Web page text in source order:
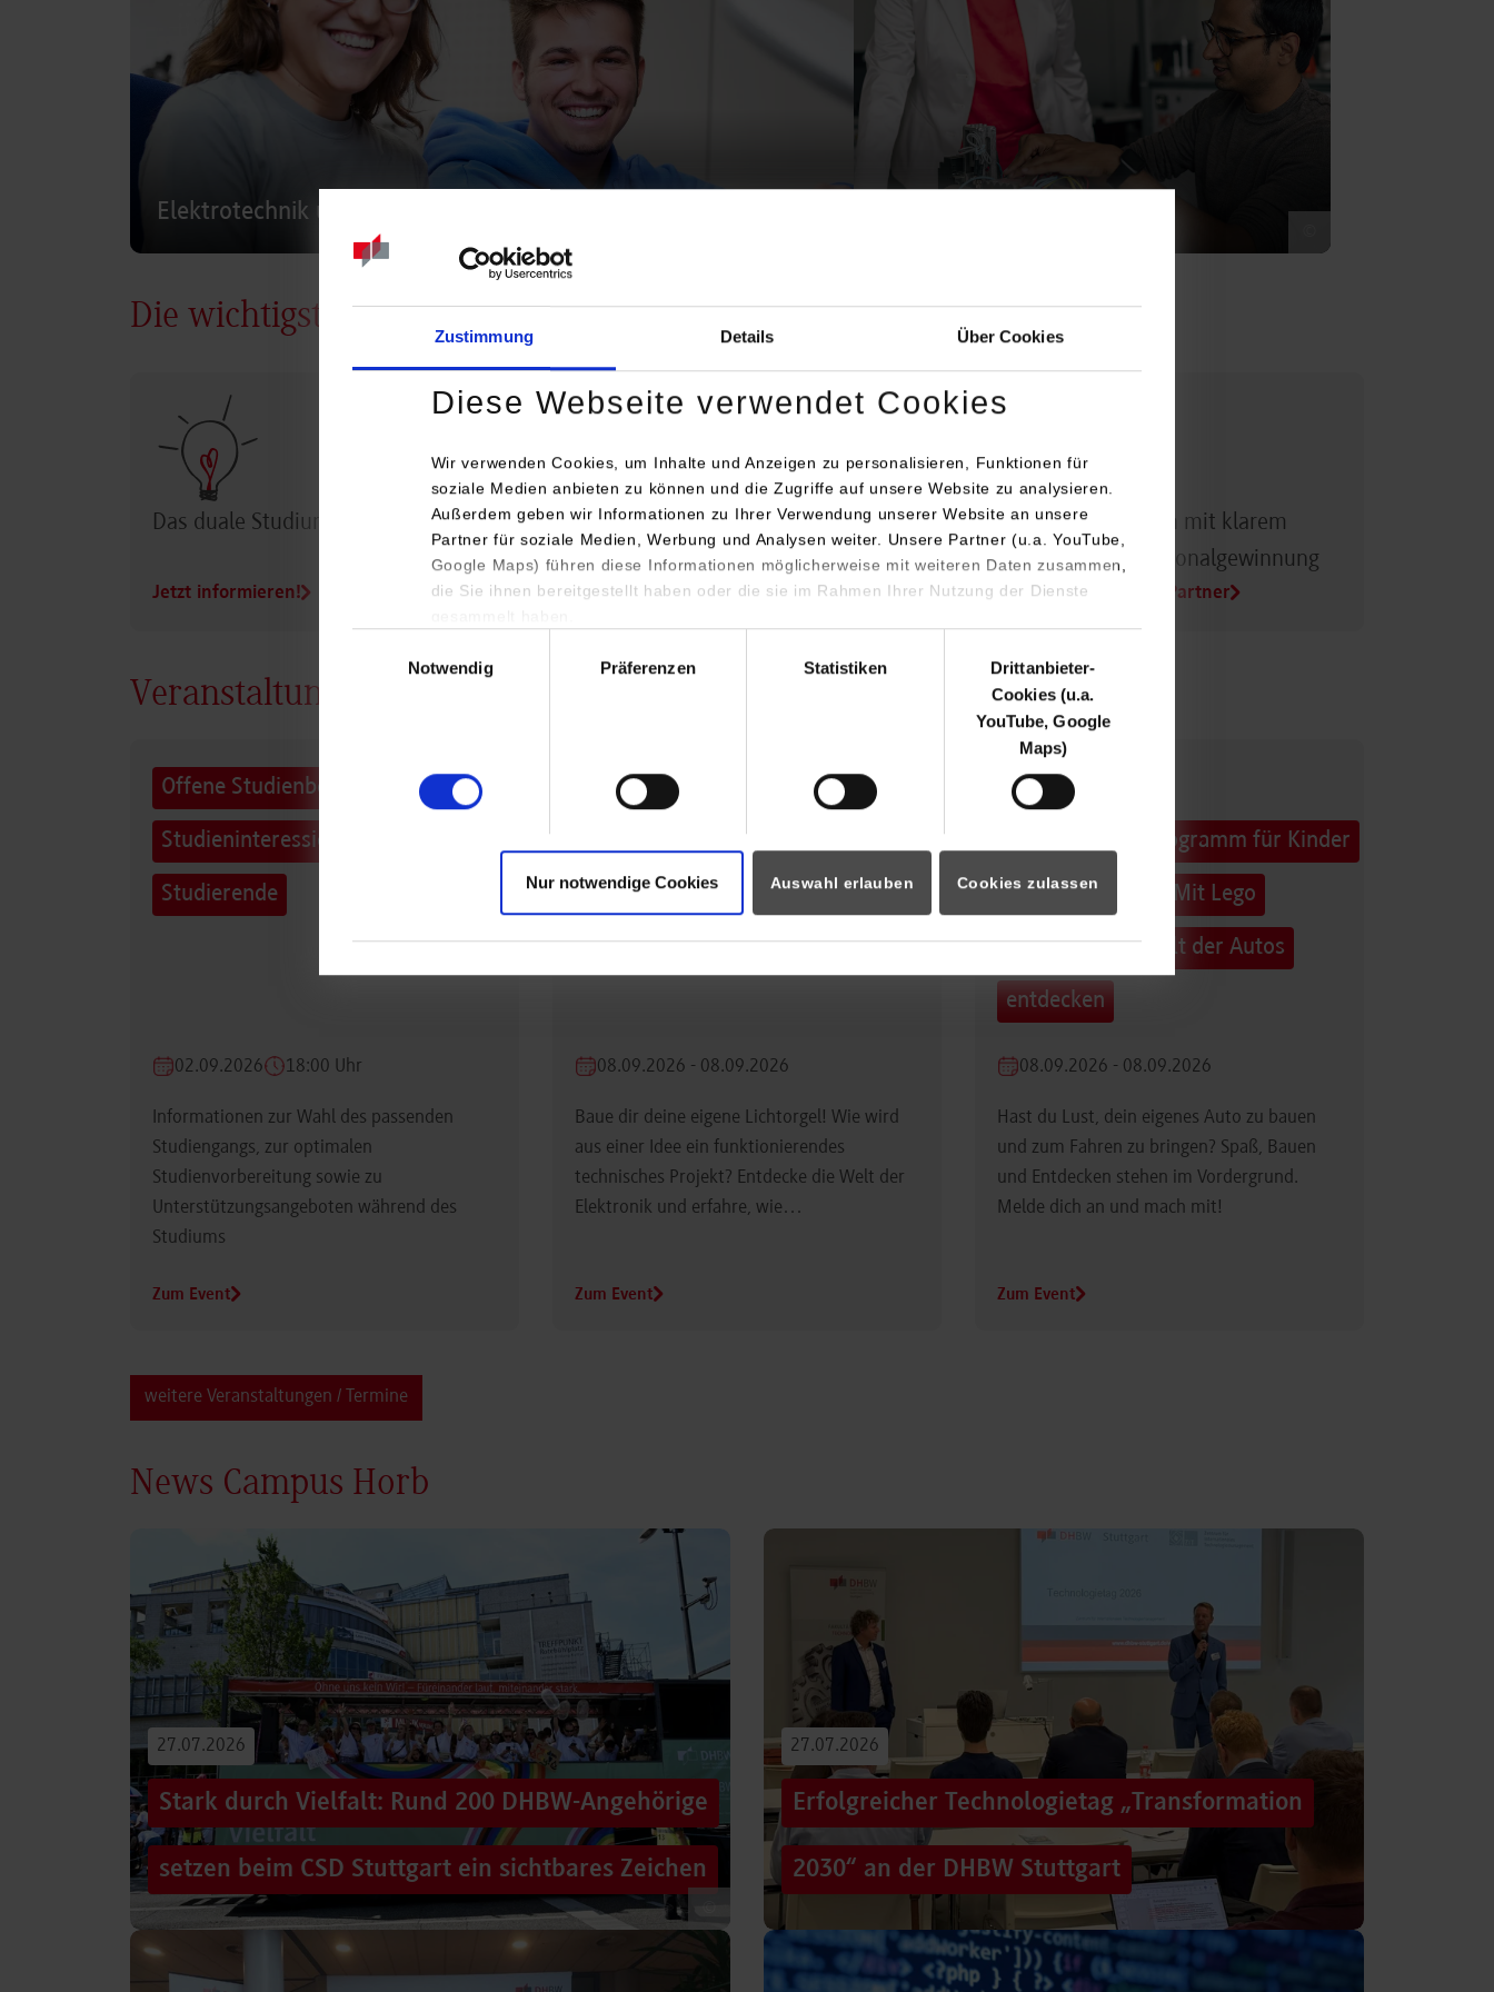
Zustimmung Details Über Cookies
Diese Webseite verwendet Cookies
Wir verwenden Cookies, um Inhalte und Anzeigen zu personalisieren, Funktionen für
soziale Medien anbieten zu können und die Zugriffe auf unsere Website zu analysieren.
Außerdem geben wir Informationen zu Ihrer Verwendung unserer Website an unsere
Partner für soziale Medien, Werbung und Analysen weiter. Unsere Partner (u.a. YouTube,
Google Maps) führen diese Informationen möglicherweise mit weiteren Daten zusammen,
die Sie ihnen bereitgestellt haben oder die sie im Rahmen Ihrer Nutzung der Dienste
Notwendig
Präferenzen Statistiken
Drittanbieter-
Cookies (u.a.
YouTube, Google
Maps)
Nur notwendige Cookies Auswahl erlauben Cookies zulassen
Elektrotechnik und Informationstechnik
Die wichtigsten Infos
Das duale Studium im Überblick
Jetzt informieren!
Der Campus Horb stellt sich vor
Profil des Campus Horb
Dualer Partner sein mit klarem
Vorteil bei der Personalgewinnung
Alle Infos für Duale Partner
Veranstaltungen Campus Horb
Offene Studienberatung für
Studieninteressierte und
Studierende
02.09.2026 18:00 Uhr
Informationen zur Wahl des passenden
Studiengangs, zur optimalen
Studienvorbereitung sowie zu
Unterstützungsangeboten während des
Studiums
Zum Event
32. Horber
Sommerferienprogramm für Kinder
und Jugendliche. Hobby Elektronik
Projekt
08.09.2026 - 08.09.2026
Baue dir deine eigene Lichtorgel! Wie wird
aus einer Idee ein funktionierendes
technisches Projekt? Entdecke die Welt der
Elektronik und erfahre, wie…
Zum Event
32. Horber
Sommerferienprogramm für Kinder
und Jugendliche: Mit Lego
Education die Welt der Autos
entdecken
08.09.2026 - 08.09.2026
Hast du Lust, dein eigenes Auto zu bauen
und zum Fahren zu bringen? Spaß, Bauen
und Entdecken stehen im Vordergrund.
Melde dich an und mach mit!
Zum Event
weitere Veranstaltungen / Termine
News Campus Horb
27.07.2026
Stark durch Vielfalt: Rund 200 DHBW-Angehörige
setzen beim CSD Stuttgart ein sichtbares Zeichen
Hunderttausende Menschen säumten am Samstag die Straßen der
Stuttgarter Innenstadt. Mitten im farbenfrohen Zug: ein eigener DHBW-
Truck, eine große…
27.07.2026
Erfolgreicher Technologietag „Transformation
2030“ an der DHBW Stuttgart
Wie gelingt Transformation in einer Zeit, in der sich Technologien, Märkte
und gesellschaftliche Rahmenbedingungen immer schneller verändern?
Genau…